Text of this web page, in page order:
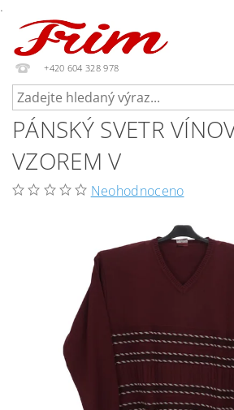
.
+420 604 328 978
PÁNSKÝ SVETR
VZOREM V
Neohodnoceno